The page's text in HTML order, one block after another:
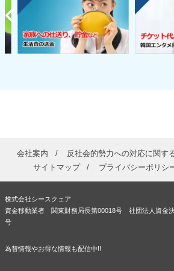
会社案内 反社会的勢力への対応に関す
サイトマップ
プライバシーポリシ
株式会社シースクェア
資金移動業者 関東財務局長第00018号 社団法人資金
号
為替情報やお得な情報も配信中!!